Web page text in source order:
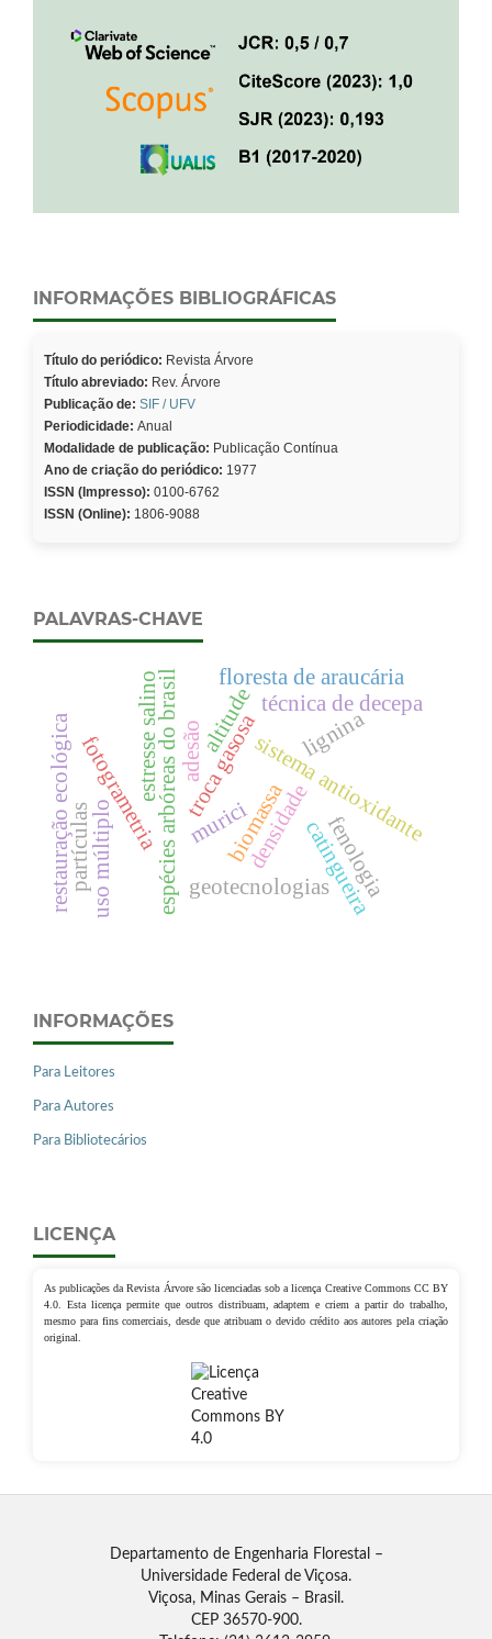
INFORMAÇÕES BIBLIOGRÁFICAS
Título do periódico: Revista Árvore
Título abreviado: Rev. Árvore
Publicação de: SIF / UFV
Periodicidade: Anual
Modalidade de publicação: Publicação Contínua
Ano de criação do periódico: 1977
ISSN (Impresso): 0100-6762
ISSN (Online): 1806-9088
PALAVRAS-CHAVE
biomassa
densidade
sistema antioxidante
troca gasosa
espécies arbóreas do brasil técnica de decepa
lignina
estresse salino
catingueira
altitude
fotogrametria
restauração ecológica geotecnologias
floresta de araucária
fenologia
murici
adesão
uso múltiplo
partículas
INFORMAÇÕES
Para Leitores
Para Autores
Para Bibliotecários
LICENÇA
As publicações da Revista Árvore são licenciadas sob a licença Creative Commons CC BY
4.0. Esta licença permite que outros distribuam, adaptem e criem a partir do trabalho,
mesmo para fins comerciais, desde que atribuam o devido crédito aos autores pela criação
original.
Departamento de Engenharia Florestal –
Universidade Federal de Viçosa.
Viçosa, Minas Gerais – Brasil.
CEP 36570-900.